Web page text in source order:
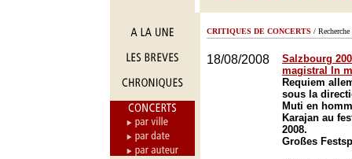
CRITIQUES DE CONCERTS / Recherche
18/08/2008
Salzbourg
magistral In
Requiem
sous la
Muti en
Karajan au
2008.
Großes